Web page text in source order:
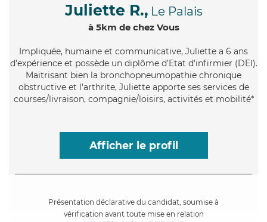
Juliette R., Le Palais
à 5km de chez Vous
Impliquée, humaine et communicative, Juliette a 6 ans
d'expérience et possède un diplôme d'Etat d'infirmier (DEI).
Maitrisant bien la bronchopneumopathie chronique
obstructive et l'arthrite, Juliette apporte ses services de
courses/livraison, compagnie/loisirs, activités et mobilité*
Afficher le profil
Présentation déclarative du candidat, soumise à
vérification avant toute mise en relation